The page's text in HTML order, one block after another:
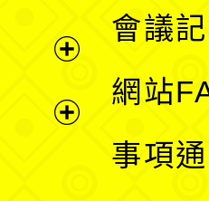
單
會議
網站
事項